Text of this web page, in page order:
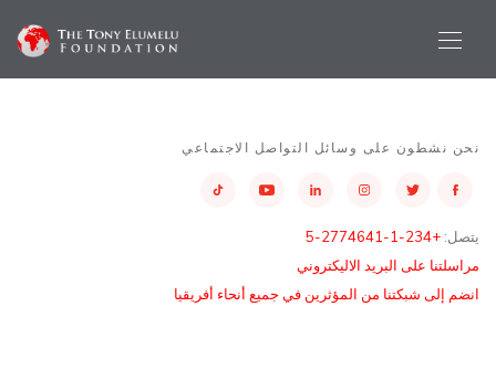
نحن نشطون على وسائل التواصل الاجتماعي
يتصل: +234-1-2774641-5
مراسلتنا على البريد الاليكتروني
انضم إلى شبكتنا من المؤثرين في جميع أنحاء أفريقيا